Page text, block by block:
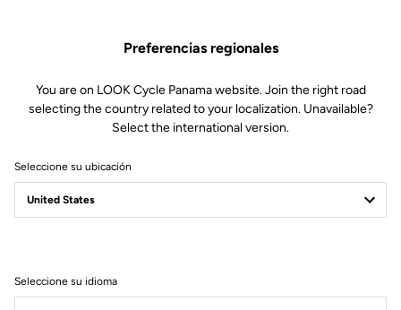
796 Monoblade Rs
Preferencias regionales
You are on LOOK Cycle Panama website. Join the right road
selecting the country related to your localization. Unavailable?
Select the international version.
Seleccione su ubicación
Seleccione su idioma